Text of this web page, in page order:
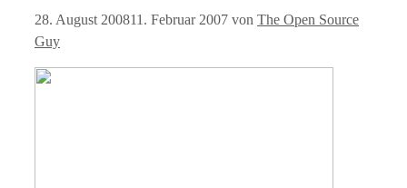
28. August 200811. Februar 2007 von The Open Source
Guy